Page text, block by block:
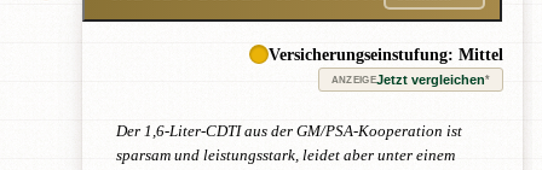
Versicherungseinstufung: Mittel
ANZEIGEJetzt vergleichen*
Der 1,6-Liter-CDTI aus der GM/PSA-Kooperation ist
sparsam und leistungsstark, leidet aber unter einem